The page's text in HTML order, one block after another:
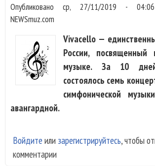
Опубликованоср, 27/11/2019 - 04:06
NEWSmuz.com
Vivacello —
России, посвященный
музыке. За 10
состоялось семь
симфонической
авангардной.
Войдите или зарегистрируйтесь, чтобы
комментарии